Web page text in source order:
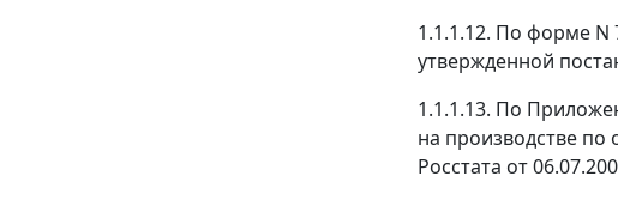
1.1.1.12. По форме N
утвержденной
1.1.1.13. По
на производстве
Росстата от